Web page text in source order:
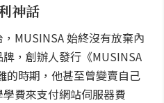
神話
MUSINSA 始終沒有放棄內
，創辦人發行《MUSINSA
的時期，他甚至曾變賣自己
費來支付網站伺服器費